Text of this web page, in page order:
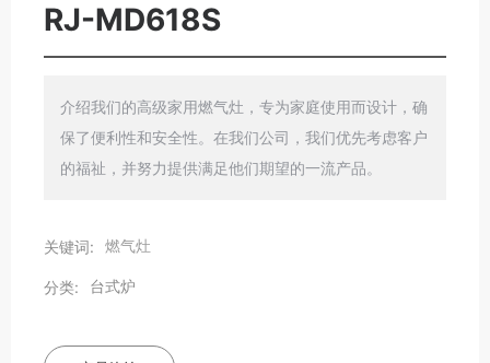
RJ-MD618S
介绍我们的高级家用燃气灶，专为家庭使用而设计，确
保了便利性和安全性。在我们公司，我们优先考虑客户
关键词: 燃气灶
分类: 台式炉